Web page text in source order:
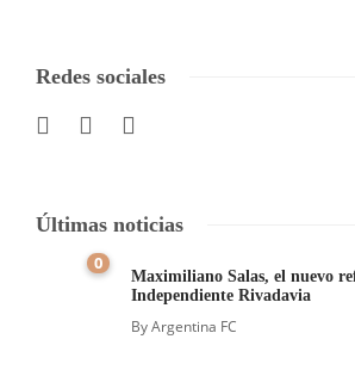
Redes sociales
Últimas noticias
0
Maximiliano Salas, el nuevo
Independiente Rivadavia
ByArgentina FC